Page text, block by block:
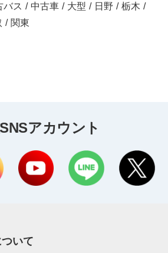
バス / 中古車 / 大型 / 日野 / 栃木 /
/ 関東
アカウント
ついて